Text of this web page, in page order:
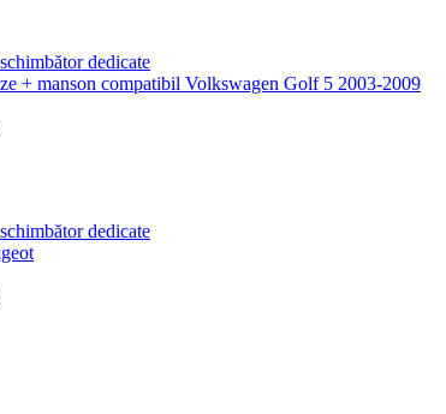
dedicate
+ manson compatibil Volkswagen Golf 5 2003-2009
dedicate